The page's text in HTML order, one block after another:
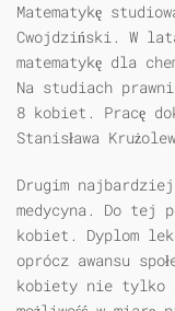
Matematykę
Cwojdziński. W
matematykę dla
Na studiach
8 kobiet. Pracę
Stanisława
Drugim
medycyna. Do tej
kobiet. Dyplom
oprócz awansu
kobiety nie tylko